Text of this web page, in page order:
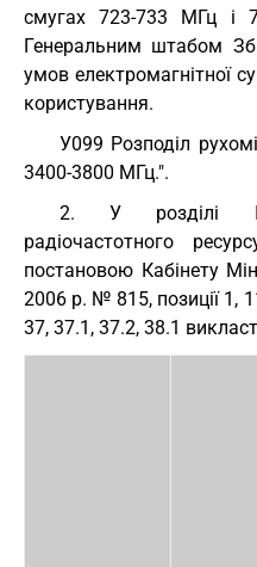
смугах 723-733 МГц і
Генеральним штабом
умов електромагнітної
користування.
У099 Розподіл
3400-3800 МГц.".
2. У розділі I
радіочастотного
постановою Кабінету
2006 р. № 815, позиції 1,
37, 37.1, 37.2, 38.1